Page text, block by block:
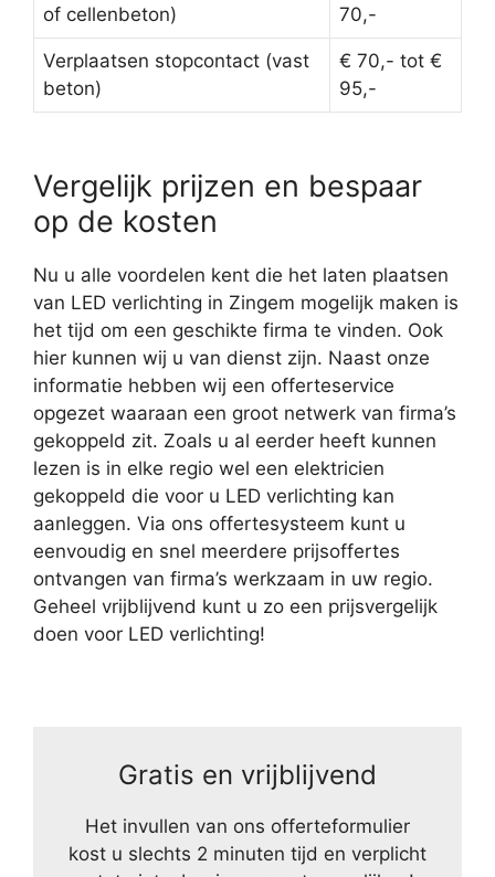
of cellenbeton)
70,-
Verplaatsen stopcontact (vast
beton)
€ 70,- tot €
95,-
Vergelijk prijzen en bespaar
op de kosten
Nu u alle voordelen kent die het laten plaatsen
van LED verlichting in Zingem mogelijk maken is
het tijd om een geschikte firma te vinden. Ook
hier kunnen wij u van dienst zijn. Naast onze
informatie hebben wij een offerteservice
opgezet waaraan een groot netwerk van firma’s
gekoppeld zit. Zoals u al eerder heeft kunnen
lezen is in elke regio wel een elektricien
gekoppeld die voor u LED verlichting kan
aanleggen. Via ons offertesysteem kunt u
eenvoudig en snel meerdere prijsoffertes
ontvangen van firma’s werkzaam in uw regio.
Geheel vrijblijvend kunt u zo een prijsvergelijk
doen voor LED verlichting!
Gratis en vrijblijvend
Het invullen van ons offerteformulier
kost u slechts 2 minuten tijd en verplicht